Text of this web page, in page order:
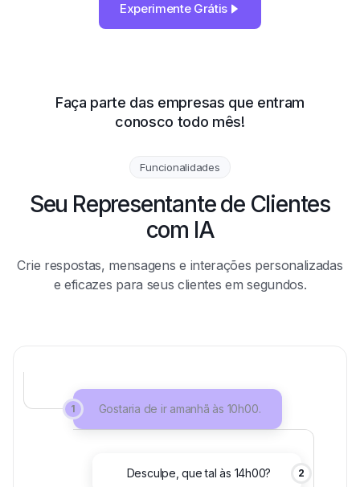
Experimente Grátis
Faça parte das empresas que entram
conosco todo mês!
Funcionalidades
Seu Representante de Clientes
com IA
Crie respostas, mensagens e interações personalizadas
e eficazes para seus clientes em segundos.
Gostaria de ir amanhã às 10h00.
1
Desculpe, que tal às 14h00? 2